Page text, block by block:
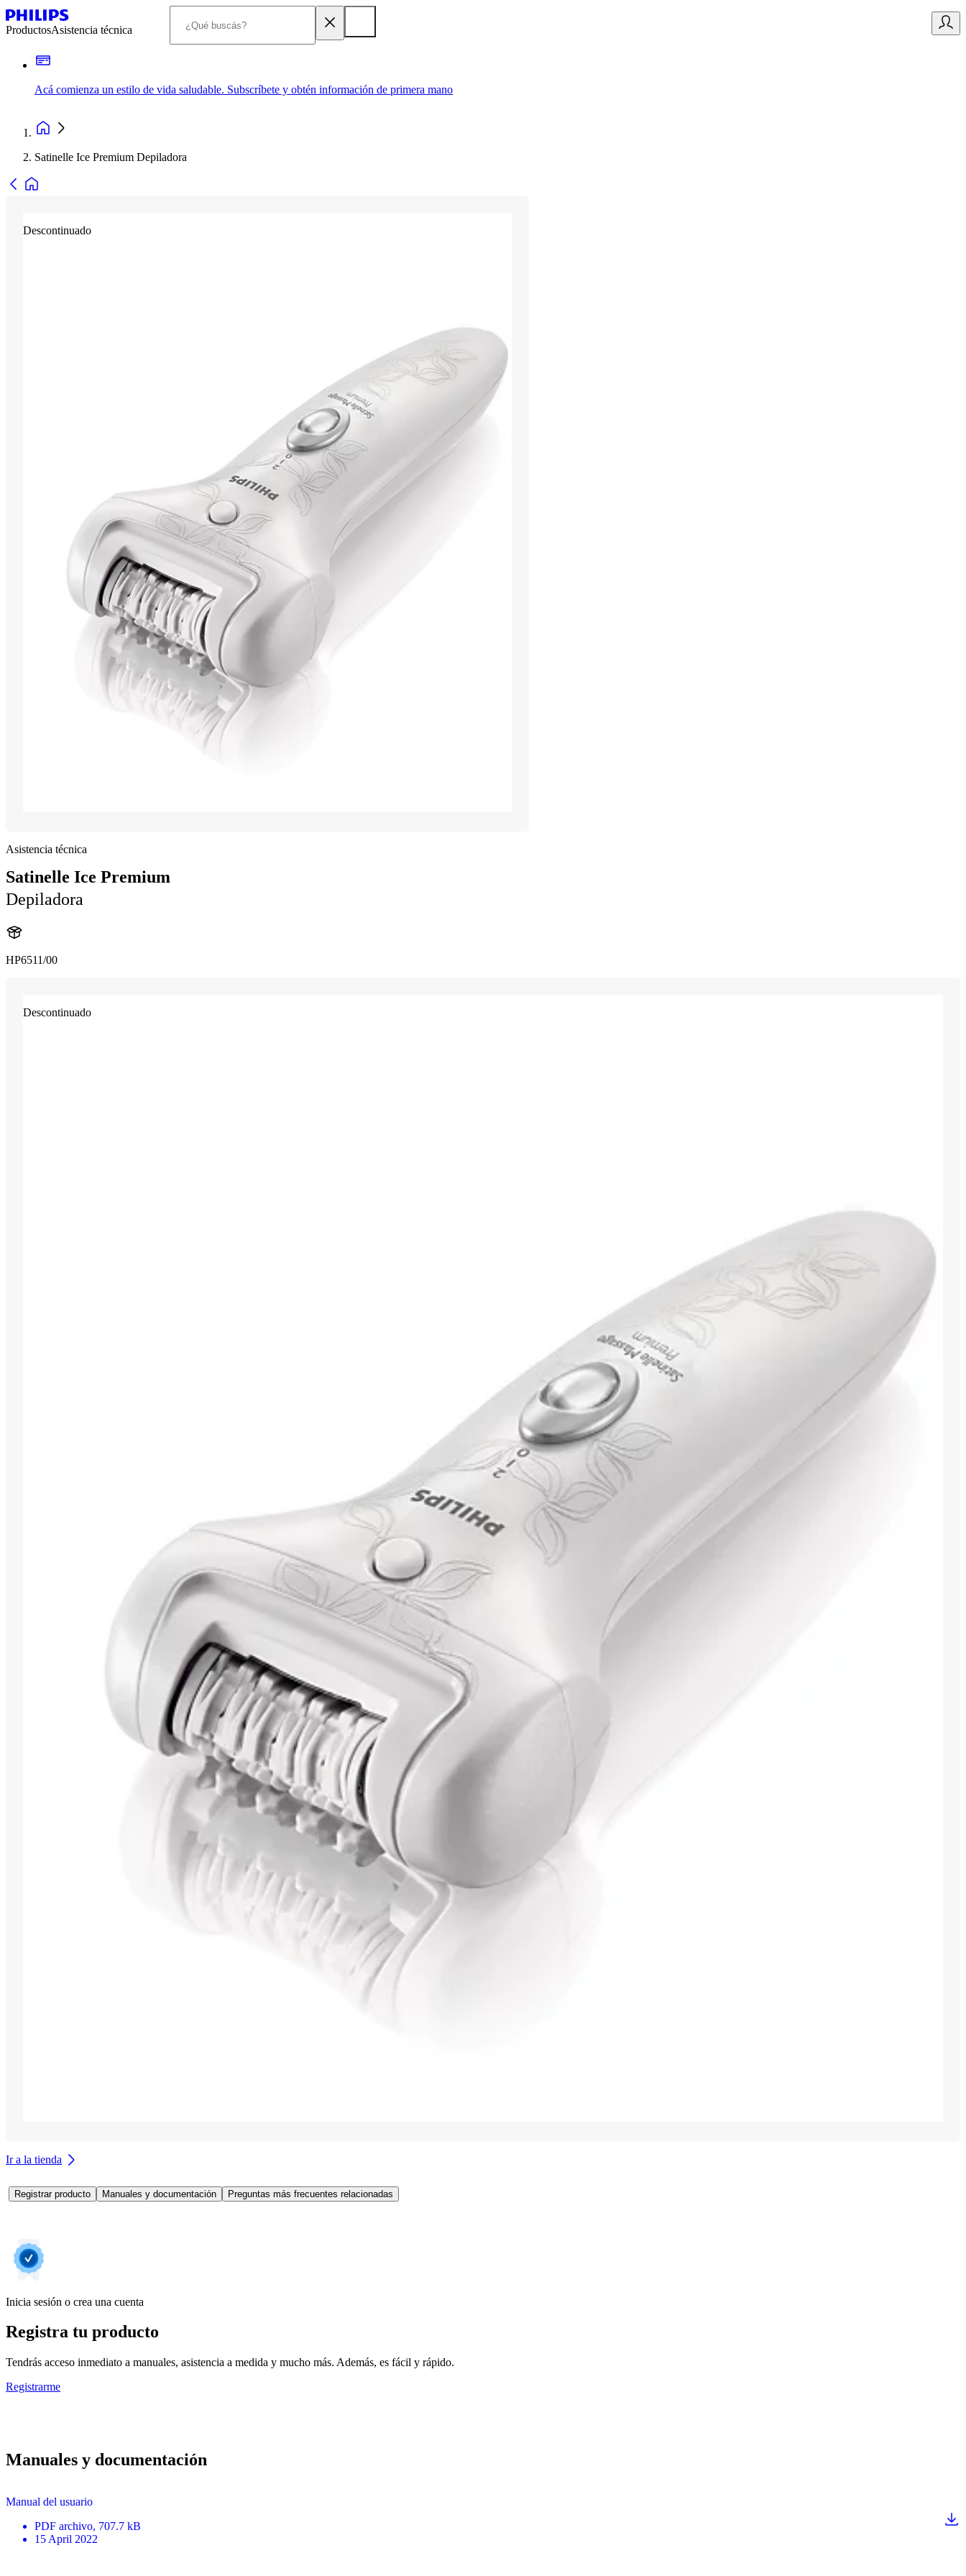
ProductosAsistencia técnica
Acá comienza un estilo de vida saludable. Subscríbete y obtén información de primera mano
Satinelle Ice Premium Depiladora
Descontinuado
Asistencia técnica
Satinelle Ice Premium
Depiladora
HP6511/00
Descontinuado
Ir a la tienda
Registrar producto Manuales y documentación Preguntas más frecuentes relacionadas
Inicia sesión o crea una cuenta
Registra tu producto
Tendrás acceso inmediato a manuales, asistencia a medida y mucho más. Además, es fácil y rápido.
Registrarme
Manuales y documentación
Manual del usuario
PDF archivo, 707.7 kB
15 April 2022